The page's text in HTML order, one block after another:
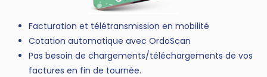
Facturation et télétransmission en mobilité
Cotation automatique avec OrdoScan
Pas besoin de chargements/téléchargements de vos
factures en fin de tournée.